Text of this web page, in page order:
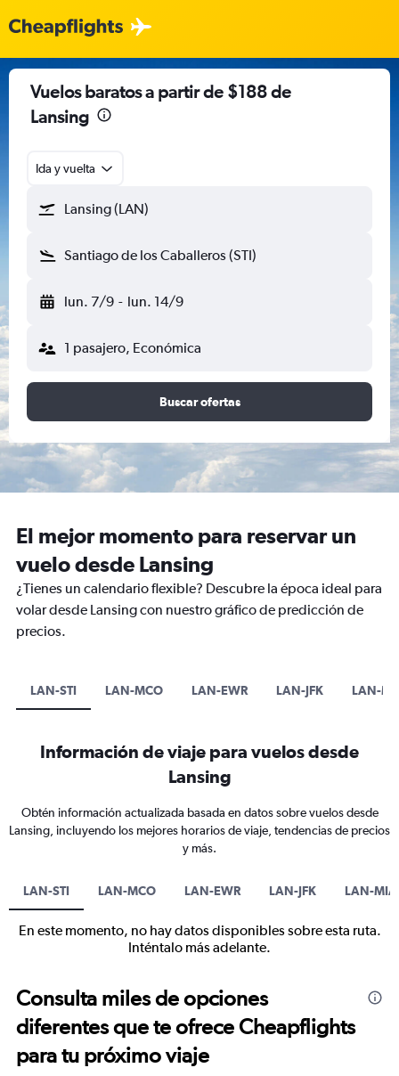
Vuelos baratos a partir de $188 de
Lansing
Ida y vuelta
Lansing (LAN)
Santiago de los Caballeros (STI)
lun. 7/9 - lun. 14/9
1 pasajero, Económica
Buscar ofertas
El mejor momento para reservar un
vuelo desde Lansing
¿Tienes un calendario flexible? Descubre la época ideal para
volar desde Lansing con nuestro gráfico de predicción de
precios.
LAN-STI LAN-MCO LAN-EWR LAN-JFK LAN-
Información de viaje para vuelos desde
Lansing
Obtén información actualizada basada en datos sobre vuelos desde
Lansing, incluyendo los mejores horarios de viaje, tendencias de precios
y más.
LAN-STI LAN-MCO LAN-EWR LAN-JFK LAN-MIA
En este momento, no hay datos disponibles sobre esta ruta.
Inténtalo más adelante.
Consulta miles de opciones
diferentes que te ofrece Cheapflights
para tu próximo viaje